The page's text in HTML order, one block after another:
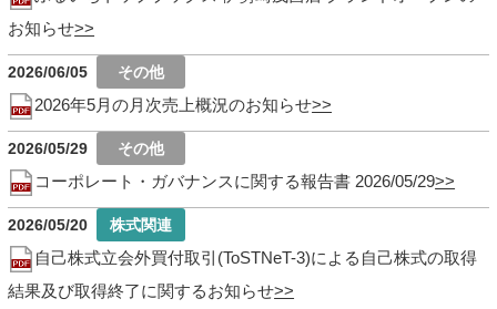
お知らせ
2026/06/05
2026年5月の月次売上概況のお知らせ
2026/05/29
コーポレート・ガバナンスに関する報告書 2026/05/29
2026/05/20
自己株式立会外買付取引(ToSTNeT-3)による自己株式の取得
結果及び取得終了に関するお知らせ